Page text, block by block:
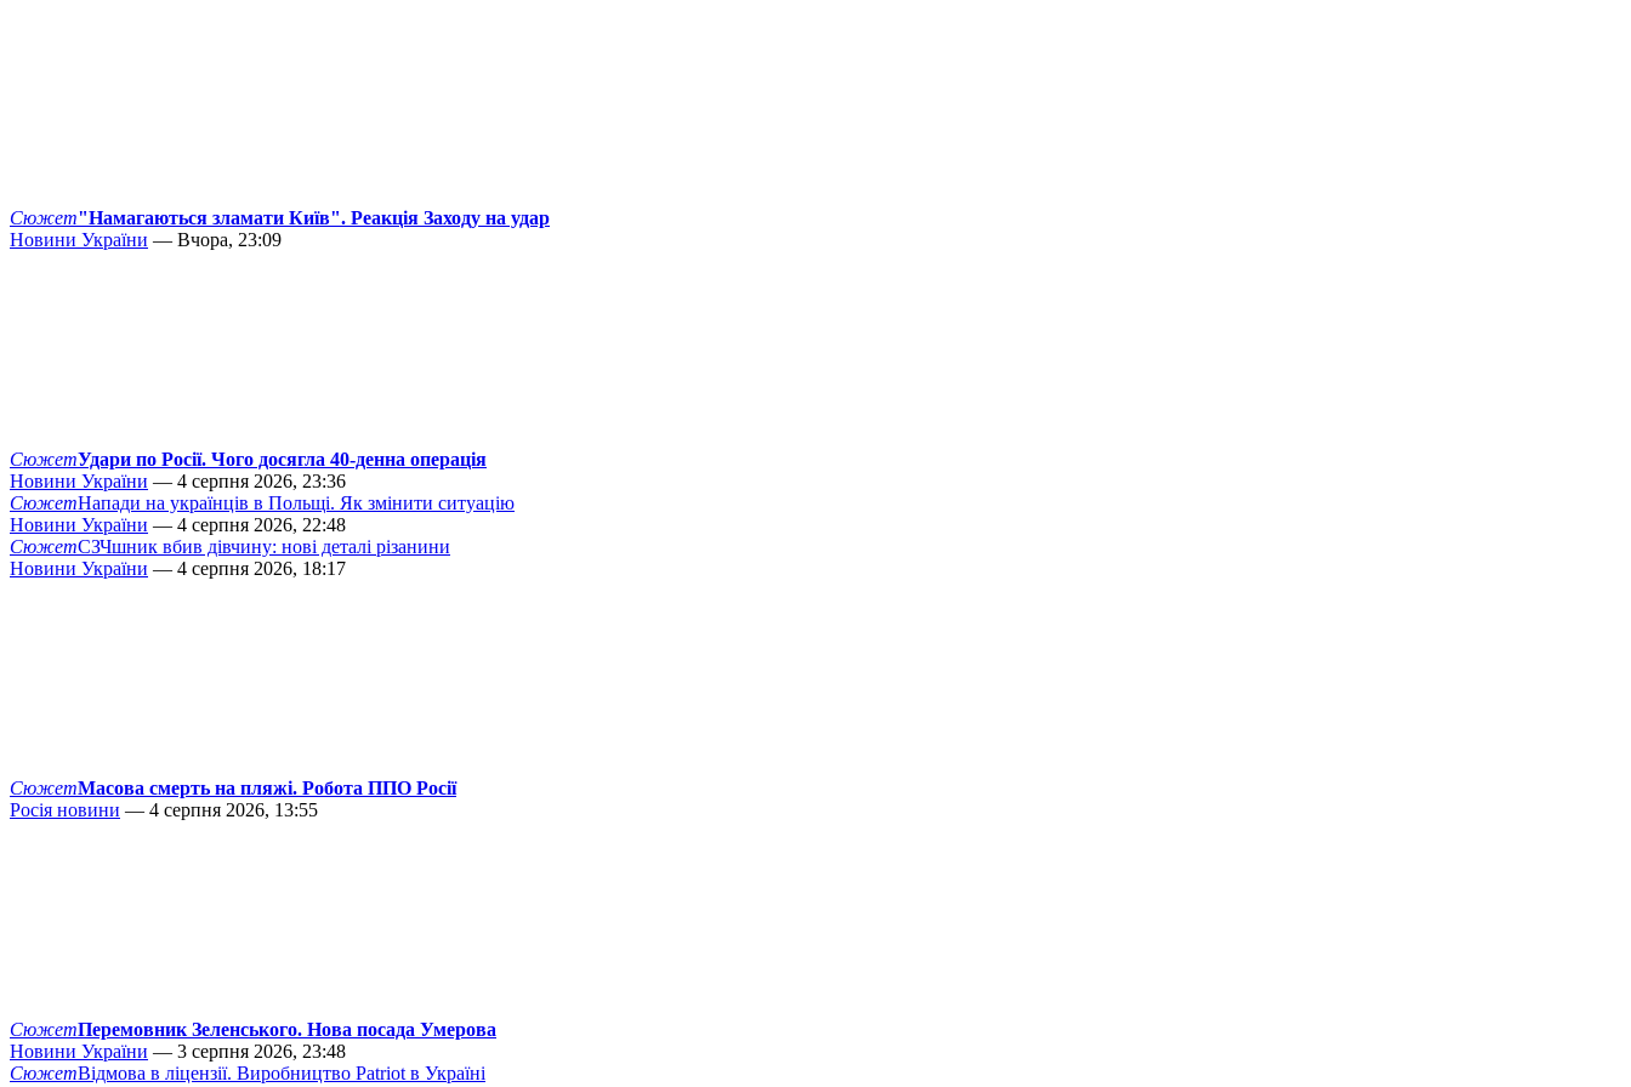
Сюжет"Намагаються зламати Київ". Реакція Заходу на удар
Новини України — Вчора, 23:09
СюжетУдари по Росії. Чого досягла 40-денна операція
Новини України — 4 серпня 2026, 23:36
СюжетНапади на українців в Польщі. Як змінити ситуацію
Новини України — 4 серпня 2026, 22:48
СюжетСЗЧшник вбив дівчину: нові деталі різанини
Новини України — 4 серпня 2026, 18:17
СюжетМасова смерть на пляжі. Робота ППО Росії
Росія новини — 4 серпня 2026, 13:55
СюжетПеремовник Зеленського. Нова посада Умерова
Новини України — 3 серпня 2026, 23:48
СюжетВідмова в ліцензії. Виробництво Patriot в Україні